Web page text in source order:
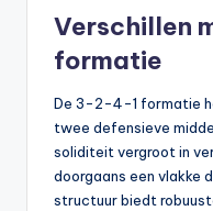
Verschillen
formatie
De 3-2-4-1 formatie
twee defensieve
soliditeit vergroot in
doorgaans een vlakke
structuur biedt